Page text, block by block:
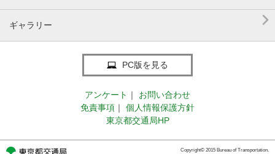
ギャラリー 
PC版を見る
アンケート ｜
お問い合わせ
免責事項 ｜
個人情報保護方針
東京都交通局HP
Copyright© 2015 Bureau of Transportation.